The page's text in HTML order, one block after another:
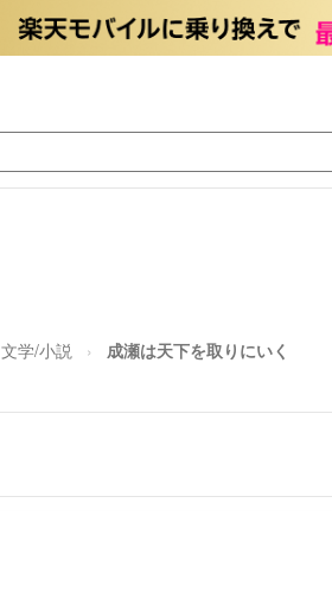
文学/小説 成瀬は天下を取りにいく